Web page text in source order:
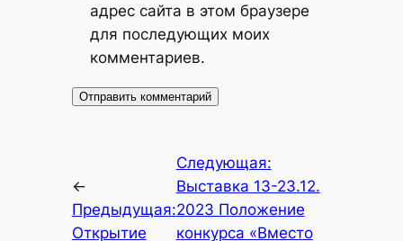
адрес сайта в этом браузере
для последующих моих
комментариев.
←
Предыдущая:
Открытие
Следующая:
Выставка 13-23.12.
2023 Положение
конкурса «Вместо